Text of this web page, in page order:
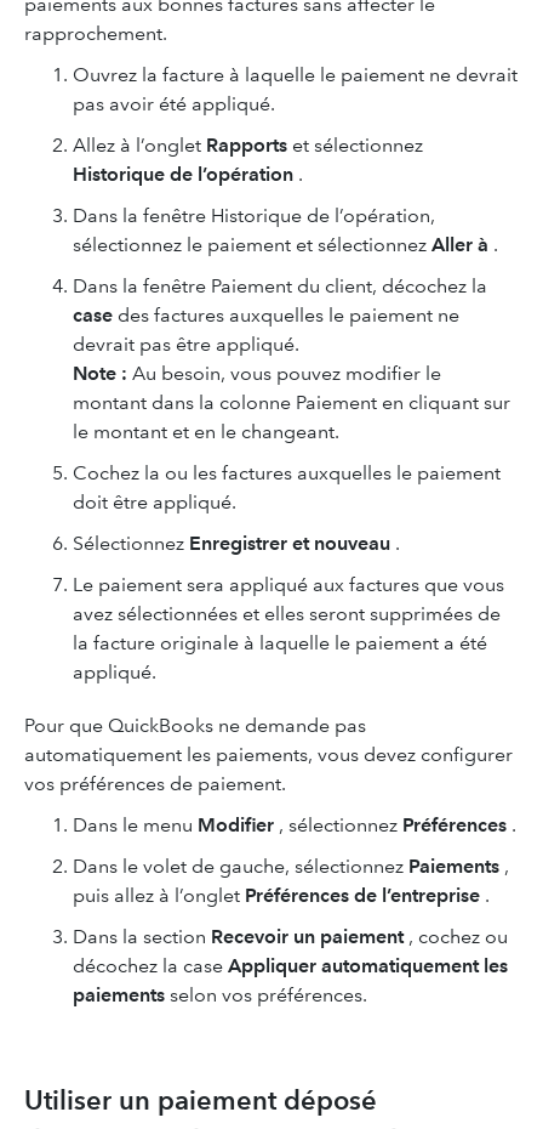
rapprochement.
Ouvrez la facture à laquelle le paiement ne devrait
pas avoir été appliqué.
Allez à l’onglet Rapports et sélectionnez
Historique de l’opération .
Dans la fenêtre Historique de l’opération,
sélectionnez le paiement et sélectionnez Aller à .
Dans la fenêtre Paiement du client, décochez la
case des factures auxquelles le paiement ne
devrait pas être appliqué.
Note : Au besoin, vous pouvez modifier le
montant dans la colonne Paiement en cliquant sur
le montant et en le changeant.
Cochez la ou les factures auxquelles le paiement
doit être appliqué.
Sélectionnez Enregistrer et nouveau .
Le paiement sera appliqué aux factures que vous
avez sélectionnées et elles seront supprimées de
la facture originale à laquelle le paiement a été
appliqué.
Pour que QuickBooks ne demande pas
automatiquement les paiements, vous devez configurer
vos préférences de paiement.
Dans le menu Modifier , sélectionnez Préférences .
Dans le volet de gauche, sélectionnez Paiements ,
puis allez à l’onglet Préférences de l’entreprise .
Dans la section Recevoir un paiement, cochez ou
décochez la case Appliquer automatiquement les
paiements selon vos préférences.
Utiliser un paiement déposé